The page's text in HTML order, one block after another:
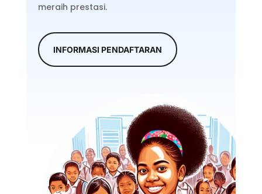
meraih prestasi.
INFORMASI PENDAFTARAN